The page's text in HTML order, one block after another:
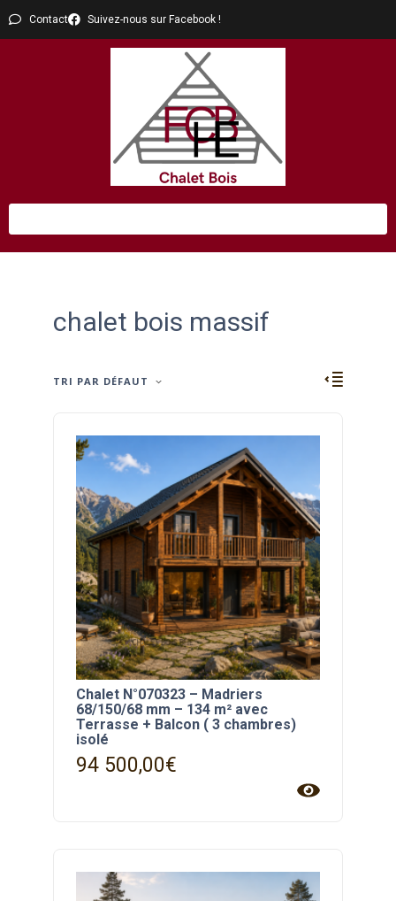
Contact Suivez-nous sur Facebook !
chalet bois massif
TRI PAR DÉFAUT
Chalet N°070323 – Madriers
68/150/68 mm – 134 m² avec
Terrasse + Balcon ( 3 chambres)
isolé
94 500,00€